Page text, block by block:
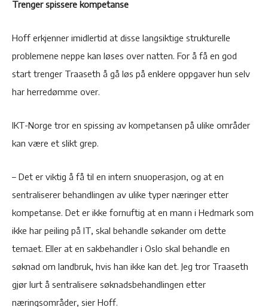
Trenger spissere kompetanse
Hoff erkjenner imidlertid at disse langsiktige strukturelle
problemene neppe kan løses over natten. For å få en god
start trenger Traaseth å gå løs på enklere oppgaver hun selv
har herredømme over.
IKT-Norge tror en spissing av kompetansen på ulike områder
kan være et slikt grep.
– Det er viktig å få til en intern snuoperasjon, og at en
sentraliserer behandlingen av ulike typer næringer etter
kompetanse. Det er ikke fornuftig at en mann i Hedmark som
ikke har peiling på IT, skal behandle søkander om dette
temaet. Eller at en sakbehandler i Oslo skal behandle en
søknad om landbruk, hvis han ikke kan det. Jeg tror Traaseth
gjør lurt å sentralisere søknadsbehandlingen etter
næringsområder, sier Hoff.